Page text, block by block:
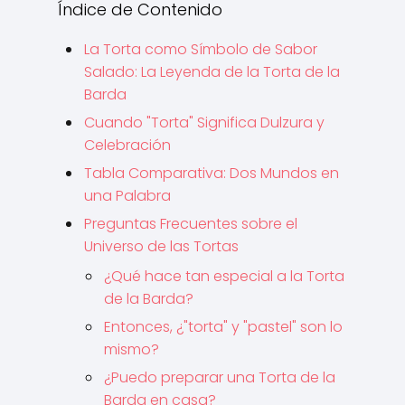
Índice de Contenido
La Torta como Símbolo de Sabor
Salado: La Leyenda de la Torta de la
Barda
Cuando "Torta" Significa Dulzura y
Celebración
Tabla Comparativa: Dos Mundos en
una Palabra
Preguntas Frecuentes sobre el
Universo de las Tortas
¿Qué hace tan especial a la Torta
de la Barda?
Entonces, ¿"torta" y "pastel" son lo
mismo?
¿Puedo preparar una Torta de la
Barda en casa?